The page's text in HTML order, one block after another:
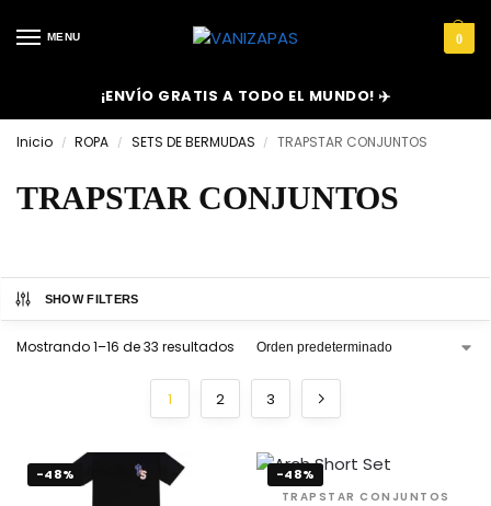
MENU 0
¡ENVÍO GRATIS A TODO EL MUNDO! ✈️
Inicio / ROPA / SETS DE BERMUDAS / TRAPSTAR CONJUNTOS
TRAPSTAR CONJUNTOS
SHOW FILTERS
Mostrando 1–16 de 33 resultados
1 2 3
-48% -48%
TRAPSTAR CONJUNTOS